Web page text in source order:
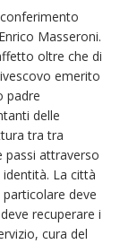
Masseroni.
oltre che di
emerito
padre
delle
tra tra
passi attraverso
La città
deve
recuperare i
cura del